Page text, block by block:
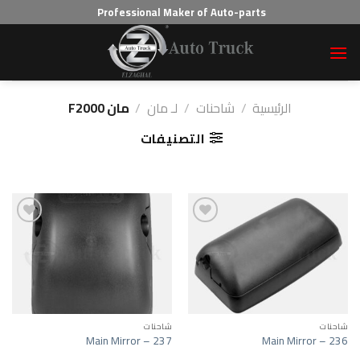
to
content
Professional Maker of Auto-parts
الرئيسية / شاحنات / لـ مان / مان F2000
التصنيفات
Add to wishlist
شاحنات
Main Mirror – 236
شاحنات
Main Mirror – 237